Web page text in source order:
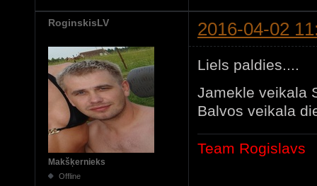
RoginskisLV 2016-04-02
Makšķernieks
Offline
Liels paldies....
Jamekle veikala
Balvos veikala
Team Rogislavs